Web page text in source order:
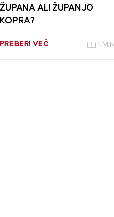
ŽUPANA ALI ŽUPANJO
KOPRA?
PREBERI VEČ 1 MIN